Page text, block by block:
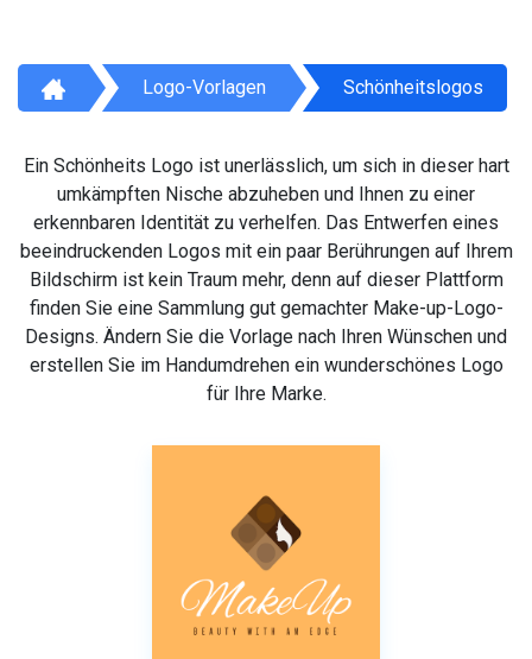
Logo-Vorlagen Schönheitslogos
Ein Schönheits Logo ist unerlässlich, um sich in dieser hart
umkämpften Nische abzuheben und Ihnen zu einer
erkennbaren Identität zu verhelfen. Das Entwerfen eines
beeindruckenden Logos mit ein paar Berührungen auf Ihrem
Bildschirm ist kein Traum mehr, denn auf dieser Plattform
finden Sie eine Sammlung gut gemachter Make-up-Logo-
Designs. Ändern Sie die Vorlage nach Ihren Wünschen und
erstellen Sie im Handumdrehen ein wunderschönes Logo
für Ihre Marke.